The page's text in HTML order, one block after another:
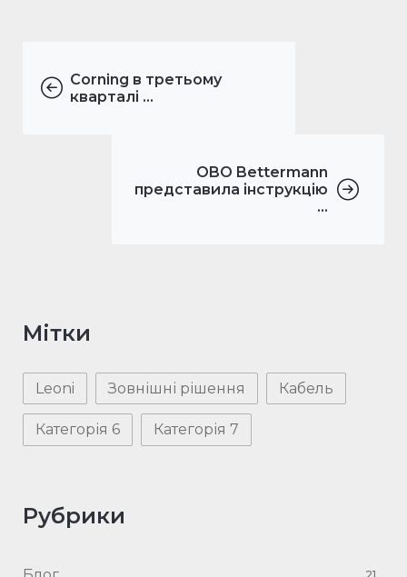
Corning в третьому
кварталі ...
OBO Bettermann
представила інструкцію
...
Мітки
Leoni Зовнішні рішення Кабель
Категорія 6 Категорія 7
Рубрики